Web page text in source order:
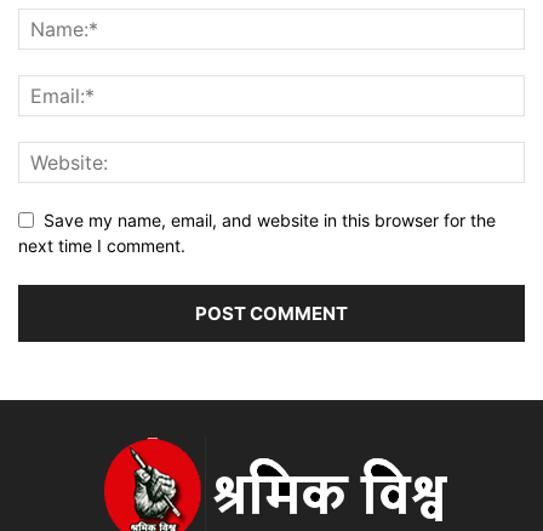
Save my name, email, and website in this browser for the
next time I comment.